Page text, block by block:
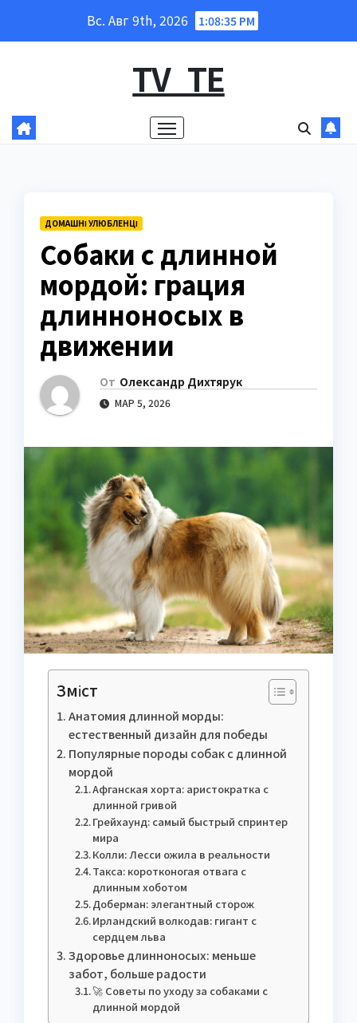
Вс. Авг 9th, 2026 1:08:37 PM
TV_TE
ДОМАШНІ УЛЮБЛЕНЦІ
Собаки с длинной
мордой: грация
длинноносых в
движении
От Олександр Дихтярук
МАР 5, 2026
Зміст
Анатомия длинной морды:
естественный дизайн для победы
Популярные породы собак с длинной
мордой
Афганская хорта: аристократка с
длинной гривой
Грейхаунд: самый быстрый спринтер
мира
Колли: Лесси ожила в реальности
Такса: коротконогая отвага с
длинным хоботом
Доберман: элегантный сторож
Ирландский волкодав: гигант с
сердцем льва
Здоровье длинноносых: меньше
забот, больше радости
🚀 Советы по уходу за собаками с
длинной мордой